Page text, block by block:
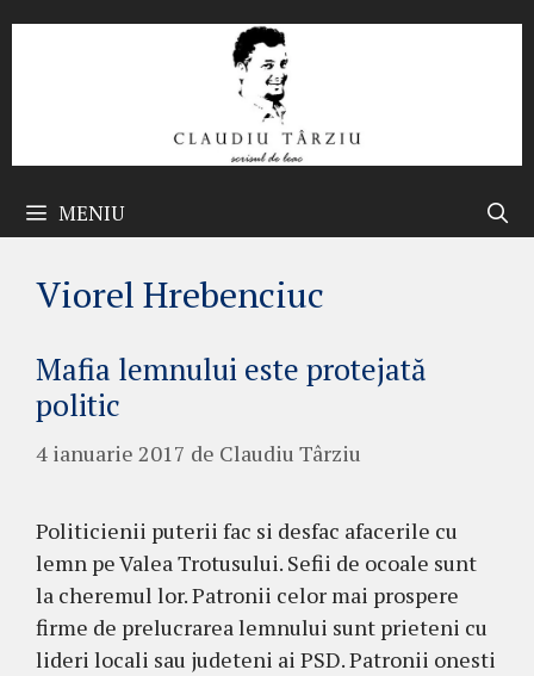
MENIU
Viorel Hrebenciuc
Mafia lemnului este protejată
politic
4 ianuarie 2017 de Claudiu Târziu
Politicienii puterii fac si desfac afacerile cu
lemn pe Valea Trotusului. Sefii de ocoale sunt
la cheremul lor. Patronii celor mai prospere
firme de prelucrarea lemnului sunt prieteni cu
lideri locali sau judeteni ai PSD. Patronii onesti